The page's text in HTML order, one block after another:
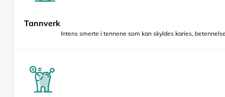
Tannverk
Intens smerte i tennene som kan skyldes karies,